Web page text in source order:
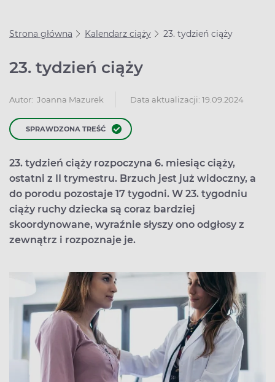
Strona główna Kalendarz ciąży 23. tydzień ciąży
23. tydzień ciąży
Autor: Joanna Mazurek Data aktualizacji: 19.09.2024
SPRAWDZONA TREŚĆ
23. tydzień ciąży rozpoczyna 6. miesiąc ciąży,
ostatni z II trymestru. Brzuch jest już widoczny, a
do porodu pozostaje 17 tygodni. W 23. tygodniu
ciąży ruchy dziecka są coraz bardziej
skoordynowane, wyraźnie słyszy ono odgłosy z
zewnątrz i rozpoznaje je.